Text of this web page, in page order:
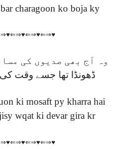
charagoon ko boja ky
وہ آج بھی صدیوں کی
ڈھونڈا تھا جسے وقت کی
ki mosaft py kharra hai
wqat ki devar gira kr